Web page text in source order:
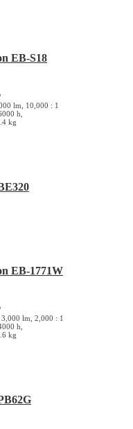
EB-S18
lm, 10,000 : 1
h,
kg
EB-1771W
lm, 2,000 : 1
h,
kg